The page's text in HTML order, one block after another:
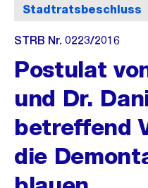
Stadtratsbeschluss
STRB Nr. 0223/2016
Postulat
und Dr.
betreffend
die